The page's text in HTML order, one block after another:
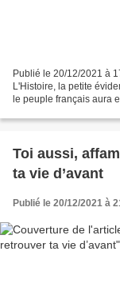
Publié le 20/12/2021 à
L'Histoire, la petite
le peuple français aura
Toi aussi,
ta vie d’avant
Publié le 20/12/2021 à